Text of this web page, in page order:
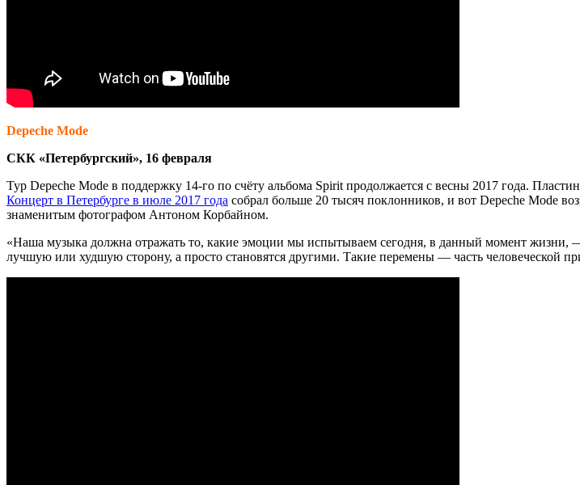
Depeche Mode
СКК «Петербургский», 16 февраля
Тур Depeche Mode в поддержку 14-го по счёту альбома Spirit продолжается с весны 2017 года.
Концерт в Петербурге в июле 2017 года собрал больше 20 тысяч поклонников, и вот Depeche Mode
знаменитым фотографом Антоном Корбайном.
«Наша музыка должна отражать то, какие эмоции мы испытываем сегодня, в данный момент
лучшую или худшую сторону, а просто становятся другими. Такие перемены — часть человеческой